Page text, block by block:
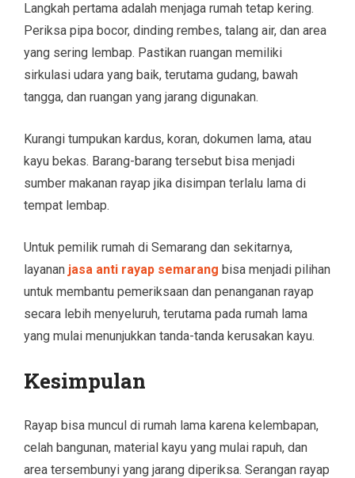
Langkah pertama adalah menjaga rumah tetap kering.
Periksa pipa bocor, dinding rembes, talang air, dan area
yang sering lembap. Pastikan ruangan memiliki
sirkulasi udara yang baik, terutama gudang, bawah
tangga, dan ruangan yang jarang digunakan.
Kurangi tumpukan kardus, koran, dokumen lama, atau
kayu bekas. Barang-barang tersebut bisa menjadi
sumber makanan rayap jika disimpan terlalu lama di
tempat lembap.
Untuk pemilik rumah di Semarang dan sekitarnya,
layanan jasa anti rayap semarang bisa menjadi pilihan
untuk membantu pemeriksaan dan penanganan rayap
secara lebih menyeluruh, terutama pada rumah lama
yang mulai menunjukkan tanda-tanda kerusakan kayu.
Kesimpulan
Rayap bisa muncul di rumah lama karena kelembapan,
celah bangunan, material kayu yang mulai rapuh, dan
area tersembunyi yang jarang diperiksa. Serangan rayap